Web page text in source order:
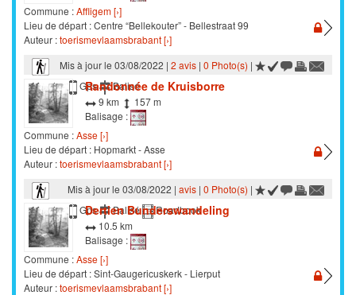
Commune :Affligem [›]
Lieu de départ : Centre “Bellekouter” - Bellestraat 99
Auteur :toerismevlaamsbrabant [›]
Mis à jour le 03/08/2022 | 2 avis| 0 Photo(s) |
Marche
Gps Balisé
Randonnée de Kruisborre
9 km
157 m
Balisage :
Commune :Asse [›]
Lieu de départ : Hopmarkt - Asse
Auteur :toerismevlaamsbrabant [›]
Mis à jour le 03/08/2022 | avis| 0 Photo(s) |
Marche
Gps Balisé Roadbook
Dertien Bunderswandeling
10.5 km
Balisage :
Commune :Asse [›]
Lieu de départ : Sint-Gaugericuskerk - Lierput
Auteur :toerismevlaamsbrabant [›]